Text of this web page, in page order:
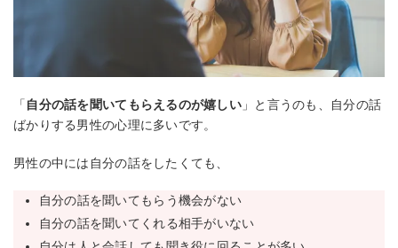
「 自分の話を聞いてもらえるのが嬉しい 」と言うのも、自分の話
ばかりする男性の心理に多いです。
男性の中には自分の話をしたくても、
自分の話を聞いてもらう機会がない
自分の話を聞いてくれる相手がいない